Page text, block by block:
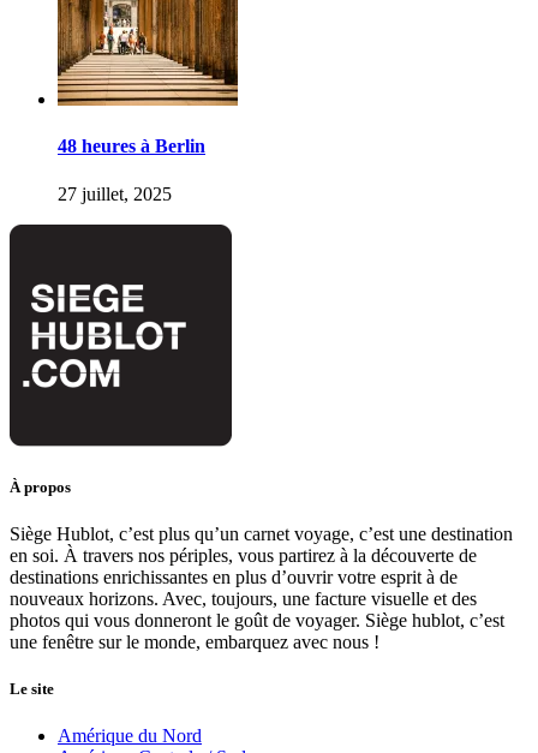
48 heures à Berlin
27 juillet, 2025
À propos
Siège Hublot, c’est plus qu’un carnet voyage, c’est une destination
en soi. À travers nos périples, vous partirez à la découverte de
destinations enrichissantes en plus d’ouvrir votre esprit à de
nouveaux horizons. Avec, toujours, une facture visuelle et des
photos qui vous donneront le goût de voyager. Siège hublot, c’est
une fenêtre sur le monde, embarquez avec nous !
Le site
Amérique du Nord